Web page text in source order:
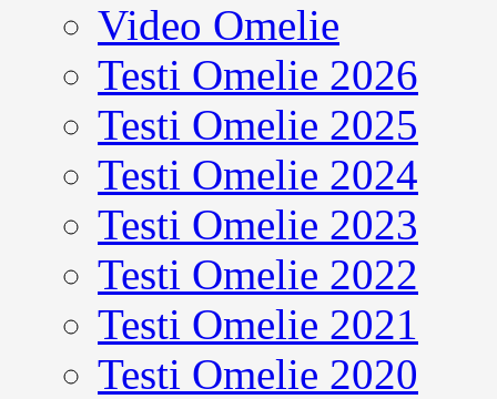
Video Omelie
Testi Omelie 2026
Testi Omelie 2025
Testi Omelie 2024
Testi Omelie 2023
Testi Omelie 2022
Testi Omelie 2021
Testi Omelie 2020